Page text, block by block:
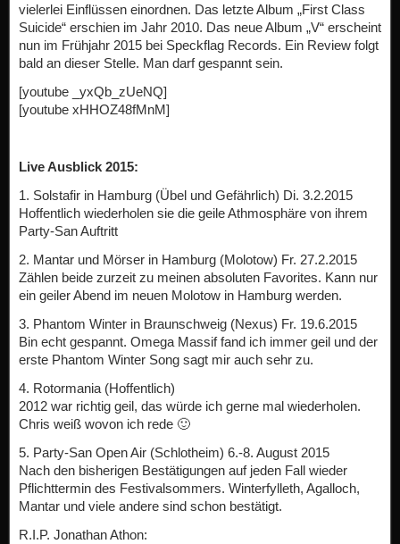
vielerlei Einflüssen einordnen. Das letzte Album „First Class
Suicide“ erschien im Jahr 2010. Das neue Album „V“ erscheint
nun im Frühjahr 2015 bei Speckflag Records. Ein Review folgt
bald an dieser Stelle. Man darf gespannt sein.
[youtube _yxQb_zUeNQ]
[youtube xHHOZ48fMnM]
Live Ausblick 2015:
1. Solstafir in Hamburg (Übel und Gefährlich) Di. 3.2.2015
Hoffentlich wiederholen sie die geile Athmosphäre von ihrem
Party-San Auftritt
2. Mantar und Mörser in Hamburg (Molotow) Fr. 27.2.2015
Zählen beide zurzeit zu meinen absoluten Favorites. Kann nur
ein geiler Abend im neuen Molotow in Hamburg werden.
3. Phantom Winter in Braunschweig (Nexus) Fr. 19.6.2015
Bin echt gespannt. Omega Massif fand ich immer geil und der
erste Phantom Winter Song sagt mir auch sehr zu.
4. Rotormania (Hoffentlich)
2012 war richtig geil, das würde ich gerne mal wiederholen.
Chris weiß wovon ich rede 🙂
5. Party-San Open Air (Schlotheim) 6.-8. August 2015
Nach den bisherigen Bestätigungen auf jeden Fall wieder
Pflichttermin des Festivalsommers. Winterfylleth, Agalloch,
Mantar und viele andere sind schon bestätigt.
R.I.P. Jonathan Athon: